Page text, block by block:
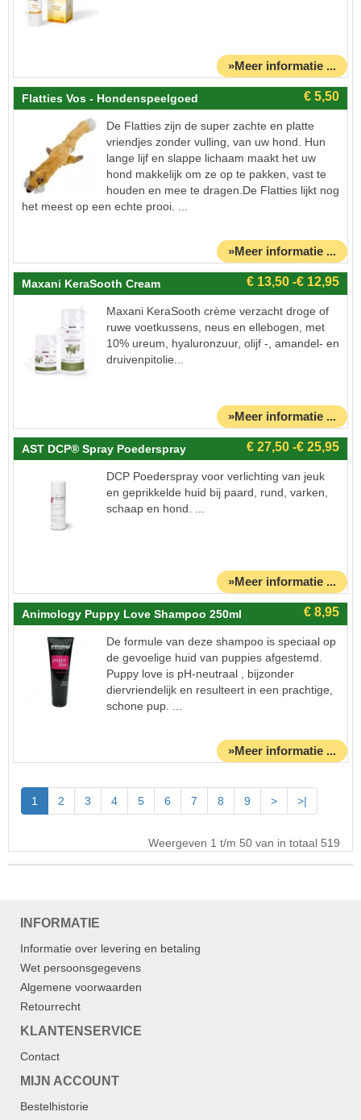
»Meer informatie ...
Flatties Vos - Hondenspeelgoed
De Flatties zijn de super zachte en platte
vriendjes zonder vulling, van uw hond. Hun
lange lijf en slappe lichaam maakt het uw
hond makkelijk om ze op te pakken, vast te
houden en mee te dragen.De Flatties lijkt nog
het meest op een echte prooi. ...
»Meer informatie ...
Maxani KeraSooth Cream
Maxani KeraSooth crème verzacht droge of
ruwe voetkussens, neus en ellebogen, met
10% ureum, hyaluronzuur, olijf -, amandel- en
druivenpitolie...
»Meer informatie ...
AST DCP® Spray Poederspray
DCP Poederspray voor verlichting van jeuk
en geprikkelde huid bij paard, rund, varken,
schaap en hond. ...
»Meer informatie ...
Animology Puppy Love Shampoo 250ml
De formule van deze shampoo is speciaal op
de gevoelige huid van puppies afgestemd.
Puppy love is pH-neutraal , bijzonder
diervriendelijk en resulteert in een prachtige,
schone pup. ...
»Meer informatie ...
1 2 3 4 5 6 7 8 9 > >|
Weergeven 1 t/m 50 van in totaal 519
INFORMATIE
Informatie over levering en betaling
Wet persoonsgegevens
Algemene voorwaarden
Retourrecht
KLANTENSERVICE
Contact
MIJN ACCOUNT
Bestelhistorie